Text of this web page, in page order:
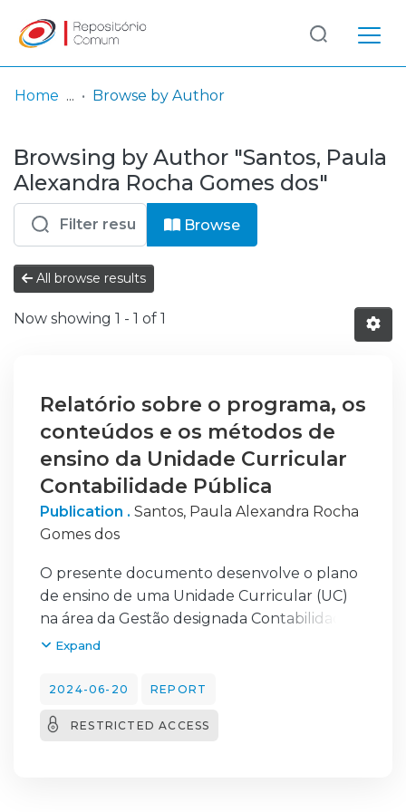
& Collections
Browse repository
Entities
Log
In
(current)
Home Browse by Author
Browsing by Author "Santos, Paula
Alexandra Rocha Gomes dos"
Browse
All browse results
Now showing 1 - 1 of 1
Relatório sobre o programa, os
conteúdos e os métodos de
ensino da Unidade Curricular
Contabilidade Pública
Publication . Santos, Paula Alexandra Rocha
Gomes dos
O presente documento desenvolve o plano
de ensino de uma Unidade Curricular (UC)
na área da Gestão designada Contabilidade
Pública, apresentado na Universidade
académico de Agregado em Gestão, de
do Decreto-Lei n.º 239/2007, de 19 de junho,
Expand
2024-06-20 REPORT
RESTRICTED ACCESS